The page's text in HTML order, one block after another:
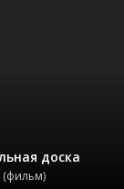
доска
(фильм)